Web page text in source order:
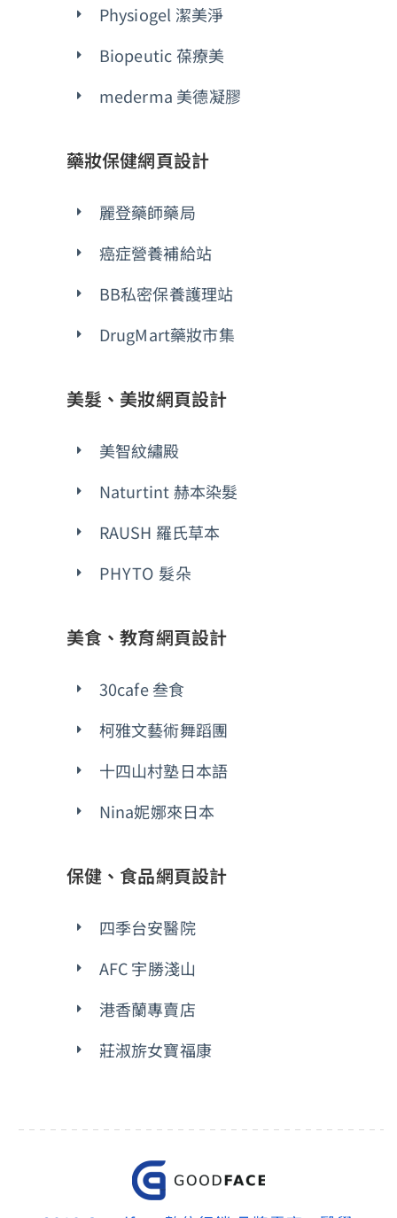
Physiogel 潔美淨
Biopeutic 葆療美
mederma 美德凝膠
藥妝保健網頁設計
麗登藥師藥局
癌症營養補給站
BB私密保養護理站
DrugMart藥妝市集
美髮、美妝網頁設計
美智紋繡殿
Naturtint 赫本染髮
RAUSH 羅氏草本
PHYTO 髮朵
美食、教育網頁設計
30cafe 叁食
柯雅文藝術舞蹈團
十四山村塾日本語
Nina妮娜來日本
保健、食品網頁設計
四季台安醫院
AFC 宇勝淺山
港香蘭專賣店
莊淑旂女寶福康